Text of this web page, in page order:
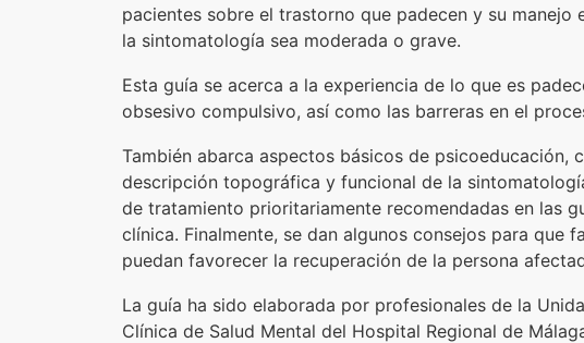
pacientes sobre el trastorno que padecen y su manejo
la sintomatología sea moderada o grave.
Esta guía se acerca a la experiencia de lo que es
obsesivo compulsivo, así como las barreras en el
También abarca aspectos básicos de psicoeducación,
descripción topográfica y funcional de la
de tratamiento prioritariamente recomendadas en las
clínica. Finalmente, se dan algunos consejos para que
puedan favorecer la recuperación de la persona
La guía ha sido elaborada por profesionales de la
Clínica de Salud Mental del Hospital Regional de